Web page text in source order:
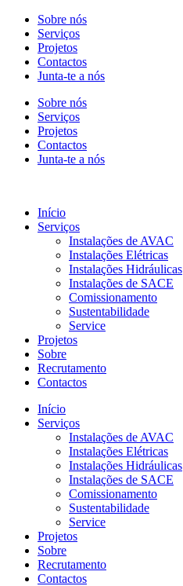
Sobre nós
Serviços
Projetos
Contactos
Junta-te a nós
Sobre nós
Serviços
Projetos
Contactos
Junta-te a nós
Início
Serviços
Instalações de AVAC
Instalações Elétricas
Instalações Hidráulicas
Instalações de SACE
Comissionamento
Sustentabilidade
Service
Projetos
Sobre
Recrutamento
Contactos
Início
Serviços
Instalações de AVAC
Instalações Elétricas
Instalações Hidráulicas
Instalações de SACE
Comissionamento
Sustentabilidade
Service
Projetos
Sobre
Recrutamento
Contactos